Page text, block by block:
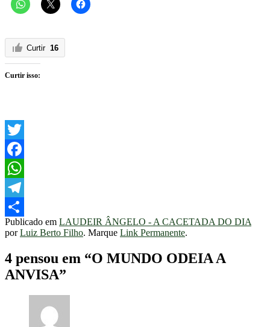
Curtir 16
Curtir isso:
Twitter
Facebook
WhatsApp
Telegram
Share
Publicado em LAUDEIR ÂNGELO - A CACETADA DO DIA
porLuiz Berto Filho. Marque Link Permanente.
4 pensou em “O MUNDO ODEIA A
ANVISA”